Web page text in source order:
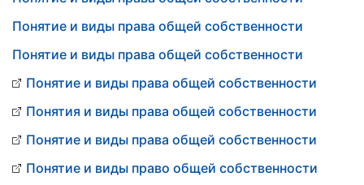
Понятие и виды права общей собственности
Понятие и виды права общей собственности
Понятие и виды права общей собственности
Понятия и виды права общей собственности
Понятие и виды права общей собственности
Понятие и виды право общей собственности